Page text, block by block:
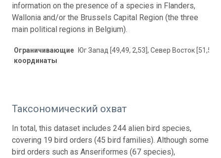
information on the presence of a species in Flanders,
Wallonia and/or the Brussels Capital Region (the three
main political regions in Belgium).
Ограничивающие
координаты
Юг Запад [49,49, 2,53], Север Восток [51,51,
Таксономический охват
In total, this dataset includes 244 alien bird species,
covering 19 bird orders (45 bird families). Although some
bird orders such as Anseriformes (67 species),